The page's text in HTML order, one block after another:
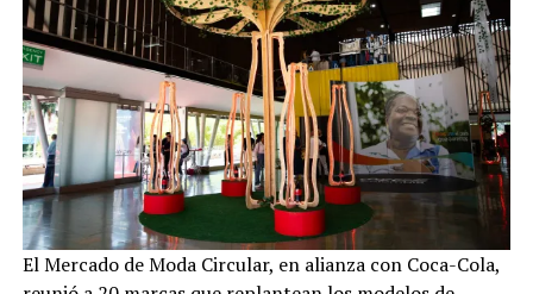
El Mercado de Moda Circular, en alianza con Coca-Cola,